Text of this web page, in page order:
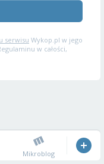
serwisu Wykop.pl w jego
w całości,
Mikroblog